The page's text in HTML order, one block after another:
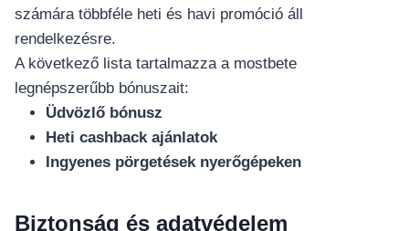
อุปกรณ์เพื่อความบันเทิง
อุปกรณ์เพื่อความบันเทิง
หูฟัง
ลำโพง
สินค้าตามแบรนด์
számára többféle heti és havi promóció áll
rendelkezésre.
A következő lista tartalmazza a mostbete
legnépszerűbb bónuszait:
Üdvözlő bónusz
Heti cashback ajánlatok
Ingyenes pörgetések nyerőgépeken
Biztonság és adatvédelem